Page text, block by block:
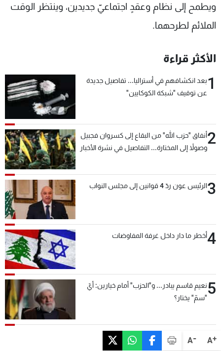
A+
A-
ويطمح إلى نظام وعقدٍ اجتماعيّ جديدين، وينتظر الوقت
الملائم لطرحهما.
الأكثر قراءة
1بعد انكشافهم في أستراليا... تفاصيل جديدة
عن توقيف "شبكة الكوكايين"
2أنفاق "حزب الله" من البقاع إلى كسروان فجبيل
وصولاً إلى المختارة... التفاصيل في نشرة الأخبار
3الرئيس عون ردّ 4 قوانين إلى مجلس النواب
4أخطر ما دار داخل غرفة المفاوضات
5نعيم قاسم يبادر... و"الحزب" أمام خيارين: أيّ
"سمّ" يختار؟